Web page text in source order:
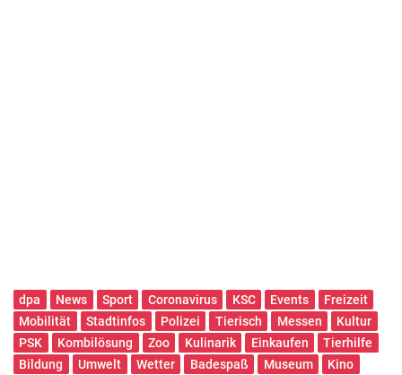
dpa News Sport Coronavirus KSC Events
Freizeit
Mobilität
Stadtinfos Polizei Tierisch Messen
Kultur
PSK
Kombilösung Zoo Kulinarik Einkaufen
Tierhilfe
Bildung
Umwelt Wetter Badespaß Museum
Kino